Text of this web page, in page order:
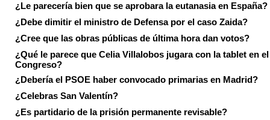
¿Le parecería bien que se aprobara la eutanasia en España?
¿Debe dimitir el ministro de Defensa por el caso Zaida?
¿Cree que las obras públicas de última hora dan votos?
¿Qué le parece que Celia Villalobos jugara con la tablet en el
Congreso?
¿Debería el PSOE haber convocado primarias en Madrid?
¿Celebras San Valentín?
¿Es partidario de la prisión permanente revisable?